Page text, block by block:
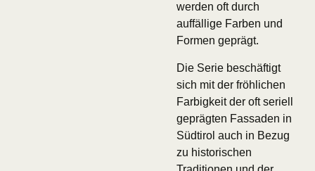
werden oft durch
auffällige Farben und
Formen geprägt.
Die Serie beschäftigt
sich mit der fröhlichen
Farbigkeit der oft seriell
geprägten Fassaden in
Südtirol auch in Bezug
zu historischen